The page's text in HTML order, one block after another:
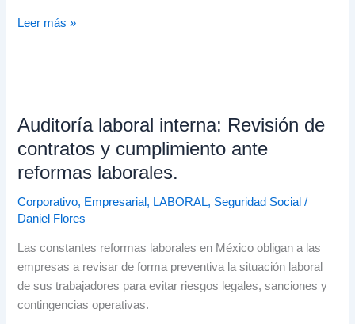
actas.
Leer más »
Auditoría laboral interna: Revisión de
contratos y cumplimiento ante
reformas laborales.
Corporativo, Empresarial , LABORAL, Seguridad Social /
Daniel Flores
Las constantes reformas laborales en México obligan a las
empresas a revisar de forma preventiva la situación laboral
de sus trabajadores para evitar riesgos legales, sanciones y
contingencias operativas.
interna:
Revisión
contratos
y
cumplimiento
laborales.